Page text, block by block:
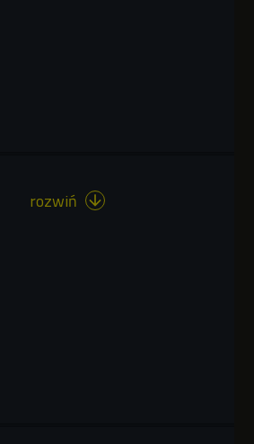
rozwiń 